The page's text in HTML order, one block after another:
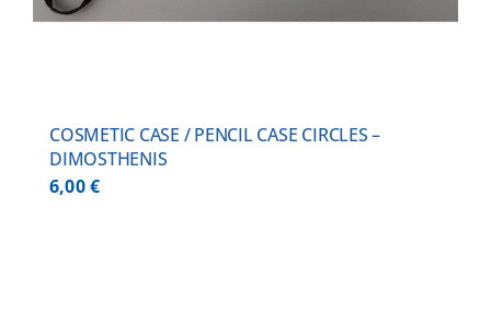
COSMETIC CASE / PENCIL CASE CIRCLES –
DIMOSTHENIS
6,00€